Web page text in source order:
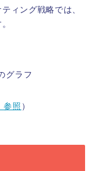
ィング戦略では、
参照 ）